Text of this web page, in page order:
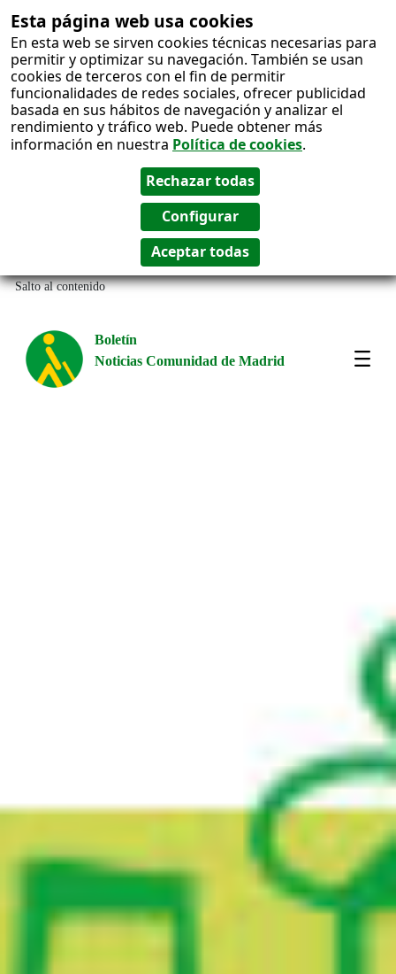
Esta página web usa cookies
En esta web se sirven cookies técnicas necesarias para
permitir y optimizar su navegación. También se usan
cookies de terceros con el fin de permitir
funcionalidades de redes sociales, ofrecer publicidad
basada en sus hábitos de navegación y analizar el
rendimiento y tráfico web. Puede obtener más
información en nuestra Política de cookies.
Salto al contenido
Boletín
Noticias Comunidad de Madrid